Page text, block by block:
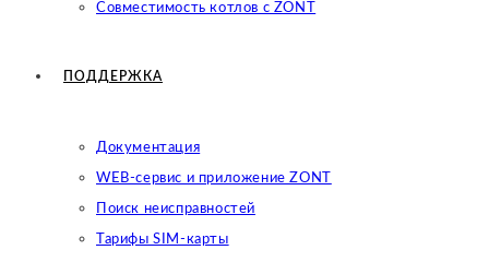
Совместимость котлов с ZONT
ПОДДЕРЖКА
Документация
WEB-сервис и приложение ZONT
Поиск неисправностей
Тарифы SIM-карты